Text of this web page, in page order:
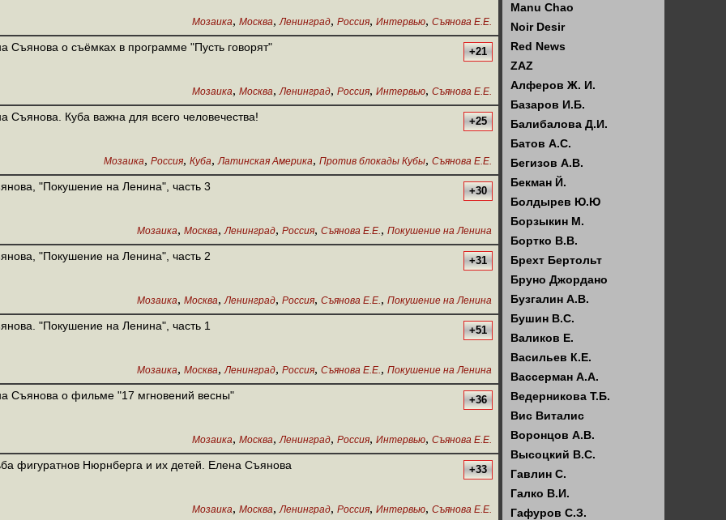
Мозаика, Москва, Ленинград, Россия, Интервью, Съянова Е.Е.
Съянова о съёмках в программе "Пусть говорят" +21
Мозаика, Москва, Ленинград, Россия, Интервью, Съянова Е.Е.
Съянова. Куба важна для всего человечества! +25
Мозаика, Россия, Куба, Латинская Америка, Против блокады Кубы, Съянова Е.Е.
"Покушение на Ленина", часть 3 +30
Мозаика, Москва, Ленинград, Россия, Съянова Е.Е., Покушение на Ленина
"Покушение на Ленина", часть 2 +31
Мозаика, Москва, Ленинград, Россия, Съянова Е.Е., Покушение на Ленина
"Покушение на Ленина", часть 1 +51
Мозаика, Москва, Ленинград, Россия, Съянова Е.Е., Покушение на Ленина
Съянова о фильме "17 мгновений весны" +36
Мозаика, Москва, Ленинград, Россия, Интервью, Съянова Е.Е.
фигуратнов Нюрнберга и их детей. Елена Съянова +33
Мозаика, Москва, Ленинград, Россия, Интервью, Съянова Е.Е.
Manu Chao
Noir Desir
Red News
ZAZ
Алферов Ж. И.
Базаров И.Б.
Балибалова Д.И.
Батов А.С.
Бегизов А.В.
Бекман Й.
Болдырев Ю.Ю
Борзыкин М.
Бортко В.В.
Брехт Бертольт
Бруно Джордано
Бузгалин А.В.
Бушин В.С.
Валиков Е.
Васильев К.Е.
Вассерман А.А.
Ведерникова Т.Б.
Вис Виталис
Воронцов А.В.
Высоцкий В.С.
Гавлин С.
Галко В.И.
Гафуров С.З.